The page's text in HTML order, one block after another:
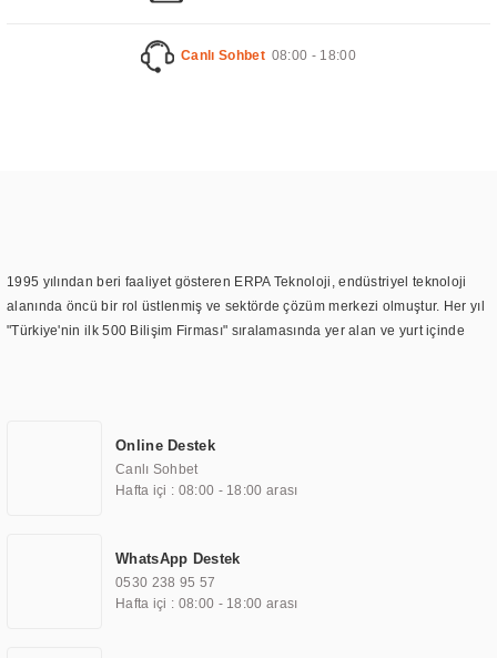
Canlı Sohbet 08:00 - 18:00
1995 yılından beri faaliyet gösteren ERPA Teknoloji, endüstriyel teknoloji
alanında öncü bir rol üstlenmiş ve sektörde çözüm merkezi olmuştur. Her yıl
"Türkiye'nin ilk 500 Bilişim Firması" sıralamasında yer alan ve yurt içinde
TOCHI markası altında kendi ürettiği ürünlerde kullanmıştır. Günümüzde
TOCHI; videowall, digital signage, kiosk, totem, akıllı durak ekranı, araç içi
ekran, asansör ekranı, digital menüboard, marin ekran, medikal ekran,
ekranları, endüstriyel ekranlar, kapı önü bilgi ekranları, panel PC,
endüstriyel Panel PC, mini PC, endüstriyel mini PC ve akıllı bina sistemleri
gibi çözümleri 4.5" ile 110” boyutları arasında üretebilirken, ayrıca standart
Online Destek
Canlı Sohbet
Hafta içi : 08:00 - 18:00 arası
WhatsApp Destek
0530 238 95 57
Hafta içi : 08:00 - 18:00 arası